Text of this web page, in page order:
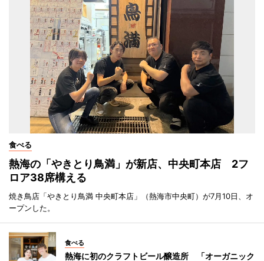
食べる
熱海の「やきとり鳥満」が新店、中央町本店 2フ
ロア38席構える
焼き鳥店「やきとり鳥満 中央町本店」（熱海市中央町）が7月10日、オ
ープンした。
食べる
熱海に初のクラフトビール醸造所 「オーガニック